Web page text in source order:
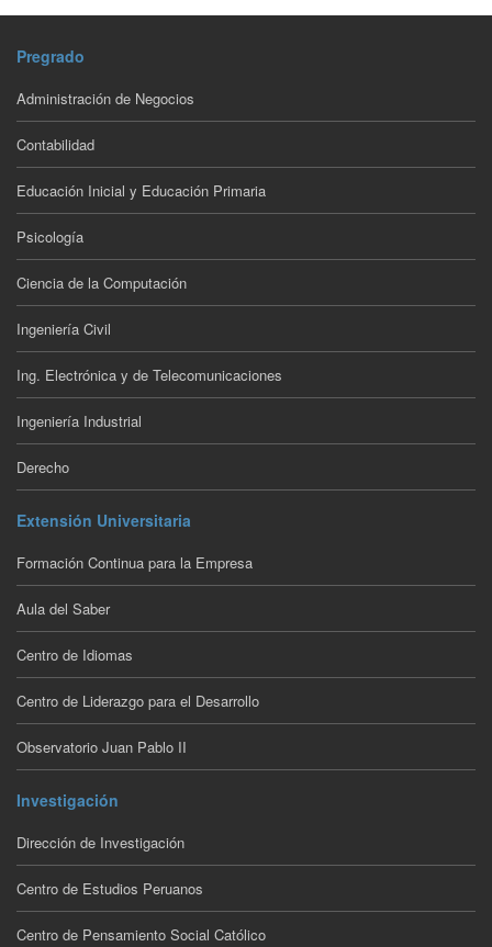
Pregrado
Administración de Negocios
Contabilidad
Educación Inicial y Educación Primaria
Psicología
Ciencia de la Computación
Ingeniería Civil
Ing. Electrónica y de Telecomunicaciones
Ingeniería Industrial
Derecho
Extensión Universitaria
Formación Continua para la Empresa
Aula del Saber
Centro de Idiomas
Centro de Liderazgo para el Desarrollo
Observatorio Juan Pablo II
Investigación
Dirección de Investigación
Centro de Estudios Peruanos
Centro de Pensamiento Social Católico